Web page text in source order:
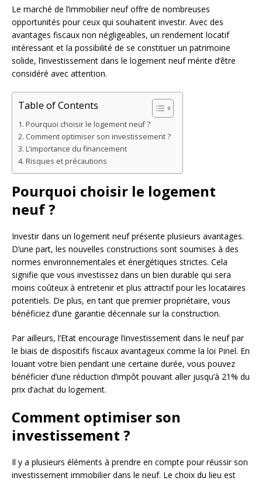
Le marché de l’immobilier neuf offre de nombreuses
opportunités pour ceux qui souhaitent investir. Avec des
avantages fiscaux non négligeables, un rendement locatif
intéressant et la possibilité de se constituer un patrimoine
solide, l’investissement dans le logement neuf mérite d’être
considéré avec attention.
Table of Contents
Pourquoi choisir le logement neuf ?
Comment optimiser son investissement ?
L’importance du financement
Risques et précautions
Pourquoi choisir le logement
neuf ?
Investir dans un logement neuf présente plusieurs avantages.
D’une part, les nouvelles constructions sont soumises à des
normes environnementales et énergétiques strictes. Cela
signifie que vous investissez dans un bien durable qui sera
moins coûteux à entretenir et plus attractif pour les locataires
potentiels. De plus, en tant que premier propriétaire, vous
bénéficiez d’une garantie décennale sur la construction.
Par ailleurs, l’Etat encourage l’investissement dans le neuf par
le biais de dispositifs fiscaux avantageux comme la loi Pinel. En
louant votre bien pendant une certaine durée, vous pouvez
bénéficier d’une réduction d’impôt pouvant aller jusqu’à 21% du
prix d’achat du logement.
Comment optimiser son
investissement ?
Il y a plusieurs éléments à prendre en compte pour réussir son
investissement immobilier dans le neuf. Le choix du lieu est